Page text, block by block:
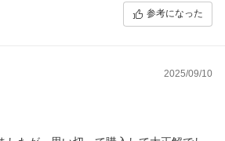
参考になった
2025/09/10